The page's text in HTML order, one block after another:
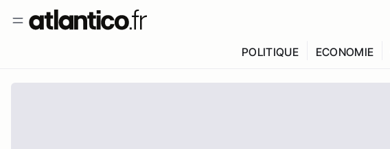
POLITIQUE ECONOMIE